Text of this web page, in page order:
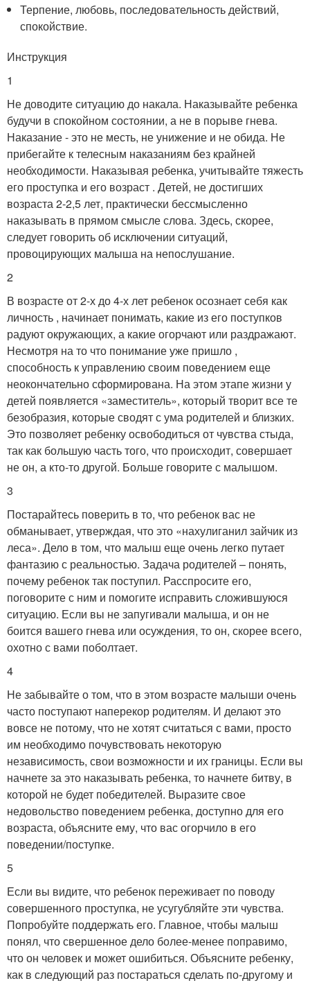
Терпение, любовь, последовательность действий,
спокойствие.
Инструкция
1
Не доводите ситуацию до накала. Наказывайте ребенка
будучи в спокойном состоянии, а не в порыве гнева.
Наказание - это не месть, не унижение и не обида. Не
прибегайте к телесным наказаниям без крайней
необходимости. Наказывая ребенка, учитывайте тяжесть
его проступка и его возраст . Детей, не достигших
возраста 2-2,5 лет, практически бессмысленно
наказывать в прямом смысле слова. Здесь, скорее,
следует говорить об исключении ситуаций,
провоцирующих малыша на непослушание.
2
В возрасте от 2-х до 4-х лет ребенок осознает себя как
личность , начинает понимать, какие из его поступков
радуют окружающих, а какие огорчают или раздражают.
Несмотря на то что понимание уже пришло ,
способность к управлению своим поведением еще
неокончательно сформирована. На этом этапе жизни у
детей появляется «заместитель», который творит все те
безобразия, которые сводят с ума родителей и близких.
Это позволяет ребенку освободиться от чувства стыда,
так как большую часть того, что происходит, совершает
не он, а кто-то другой. Больше говорите с малышом.
3
Постарайтесь поверить в то, что ребенок вас не
обманывает, утверждая, что это «нахулиганил зайчик из
леса». Дело в том, что малыш еще очень легко путает
фантазию с реальностью. Задача родителей – понять,
почему ребенок так поступил. Расспросите его,
поговорите с ним и помогите исправить сложившуюся
ситуацию. Если вы не запугивали малыша, и он не
боится вашего гнева или осуждения, то он, скорее всего,
охотно с вами поболтает.
4
Не забывайте о том, что в этом возрасте малыши очень
часто поступают наперекор родителям. И делают это
вовсе не потому, что не хотят считаться с вами, просто
им необходимо почувствовать некоторую
независимость, свои возможности и их границы. Если вы
начнете за это наказывать ребенка, то начнете битву, в
которой не будет победителей. Выразите свое
недовольство поведением ребенка, доступно для его
возраста, объясните ему, что вас огорчило в его
поведении/поступке.
5
Если вы видите, что ребенок переживает по поводу
совершенного проступка, не усугубляйте эти чувства.
Попробуйте поддержать его. Главное, чтобы малыш
понял, что свершенное дело более-менее поправимо,
что он человек и может ошибиться. Объясните ребенку,
как в следующий раз постараться сделать по-другому и